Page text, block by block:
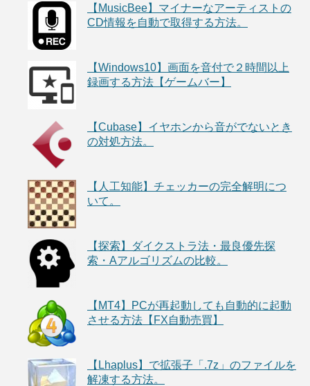
【MusicBee】マイナーなアーティストの
CD情報を自動で取得する方法。
【Windows10】画面を音付で２時間以上
録画する方法【ゲームバー】
【Cubase】イヤホンから音がでないとき
の対処方法。
【人工知能】チェッカーの完全解明につ
いて。
【探索】ダイクストラ法・最良優先探
索・Aアルゴリズムの比較。
【MT4】PCが再起動しても自動的に起動
させる方法【FX自動売買】
【Lhaplus】で拡張子「.7z」のファイルを
解凍する方法。